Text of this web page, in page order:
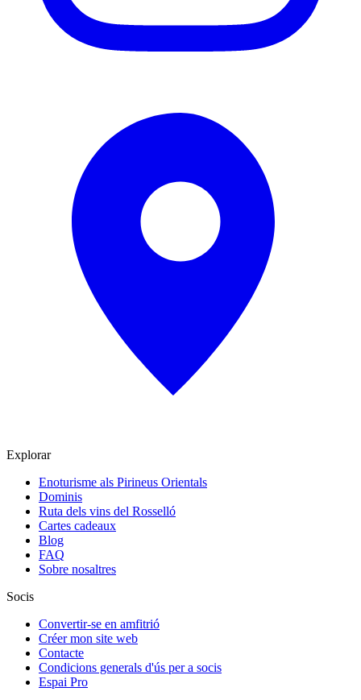
Explorar
Enoturisme als Pirineus Orientals
Dominis
Ruta dels vins del Rosselló
Cartes cadeaux
Blog
FAQ
Sobre nosaltres
Socis
Convertir-se en amfitrió
Créer mon site web
Contacte
Condicions generals d'ús per a socis
Espai Pro